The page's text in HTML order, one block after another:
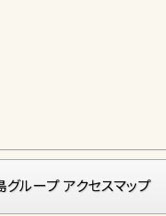
グループ アクセスマップ